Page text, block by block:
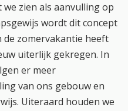
zien als aanvulling op
wordt dit concept
de zomervakantie heeft
uiterlijk gekregen. In
er meer
van ons gebouw en
Uiteraard houden we